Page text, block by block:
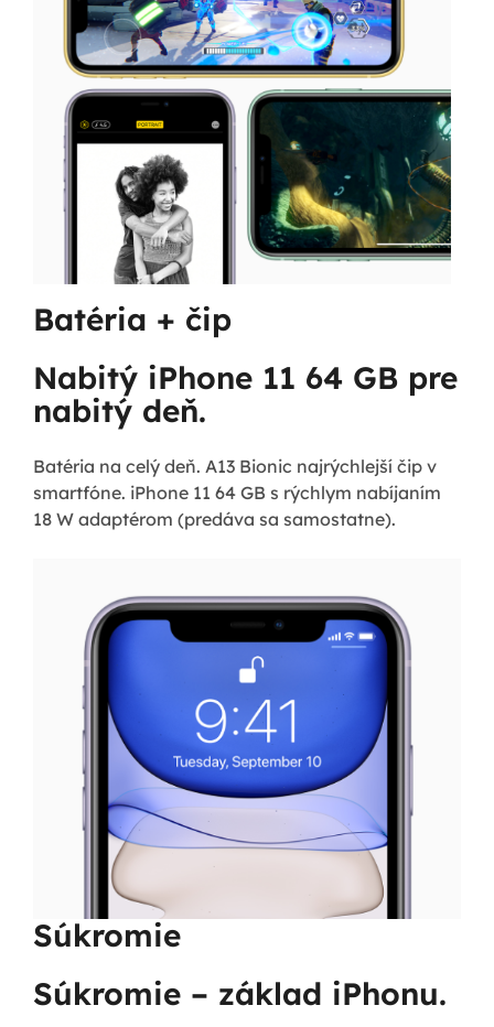
Batéria + čip
Nabitý iPhone 11 64 GB pre
nabitý deň.
Batéria na celý deň. A13 Bionic najrýchlejší čip v
smartfóne. iPhone 11 64 GB s rýchlym nabíjaním
18 W adaptérom (predáva sa samostatne).
Súkromie
Súkromie – základ iPhonu.